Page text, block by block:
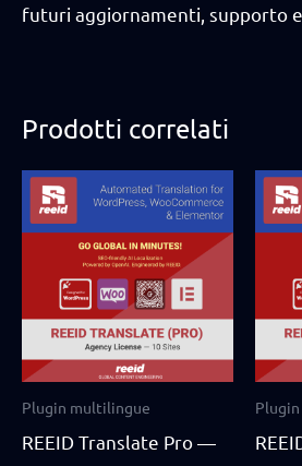
futuri aggiornamenti, supporto
Prodotti correlati
Plugin multilingue
REEID Translate Pro —